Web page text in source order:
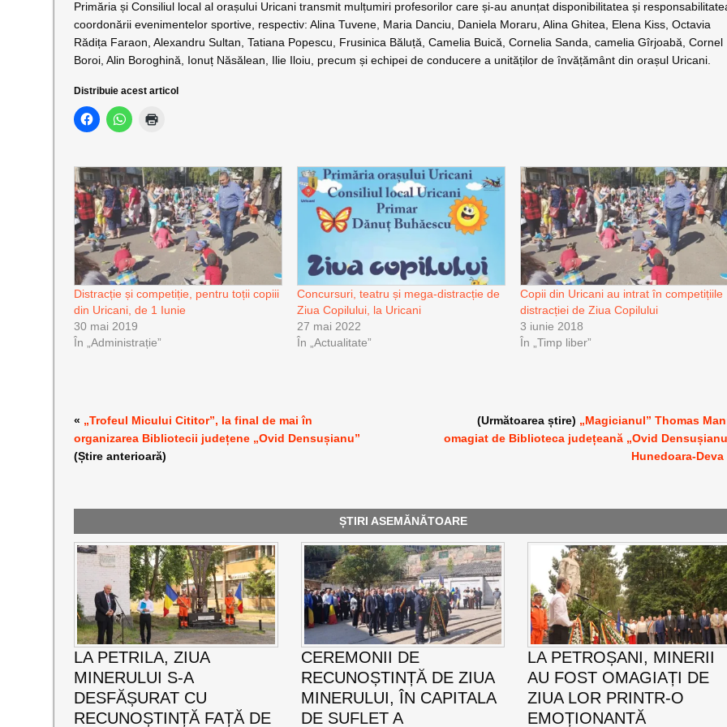
Primăria și Consiliul local al orașului Uricani transmit mulțumiri profesorilor care și-au anunțat disponibilitatea și
coordonării evenimentelor sportive, respectiv: Alina Tuvene, Maria Danciu, Daniela Moraru, Alina Ghitea, Elena Kiss, Octavia
Rădița Faraon, Alexandru Sultan, Tatiana Popescu, Frusinica Băluță, Camelia Buică, Cornelia Sanda, camelia Gîrjoabă, Cornel
Boroi, Alin Boroghină, Ionuț Năsălean, Ilie Iloiu, precum și echipei de conducere a unităților de învățământ din orașul Uricani.
Distribuie acest articol
Distracție și competiție, pentru toții copiii
din Uricani, de 1 Iunie
30 mai 2019
În „Administrație”
Concursuri, teatru și mega-distracție de
Ziua Copilului, la Uricani
27 mai 2022
În „Actualitate”
Copii din Uricani au intrat în competițiile
distracției de Ziua Copilului
3 iunie 2018
În „Timp liber”
« „Trofeul Micului Cititor”, la final de mai în
organizarea Bibliotecii județene „Ovid Densușianu”
(Știre anterioară)
(Următoarea știre) „Magicianul” Thomas
omagiat de Biblioteca județeană „Ovid
Hunedoara-Deva
ȘTIRI ASEMĂNĂTOARE
LA PETRILA, ZIUA
MINERULUI S-A
DESFĂȘURAT CU
RECUNOȘTINȚĂ FAȚĂ DE
CEREMONII DE
RECUNOȘTINȚĂ DE ZIUA
MINERULUI, ÎN CAPITALA
DE SUFLET A
LA PETROȘANI, MINERII
AU FOST OMAGIAȚI DE
ZIUA LOR PRINTR-O
EMOȚIONANTĂ